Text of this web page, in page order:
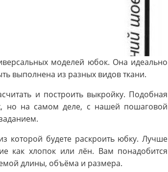
моделей юбок. Она идеально
выполнена из разных видов ткани.
и построить выкройку. Подобная
но на самом деле, с нашей пошаговой
которой будете раскроить юбку. Лучше
как хлопок или лён. Вам понадобится
длины, объёма и размера.